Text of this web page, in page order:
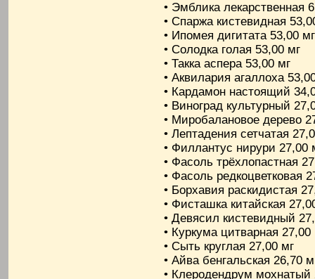
• Эмблика лекарственная
• Спаржа кистевидная
• Ипомея дигитата 53,00 мг
• Солодка голая 53,00 мг
• Такка аспера 53,00 мг
• Аквилария агаллоха
• Кардамон настоящий
• Виноград культурный
• Миробалановое дерево
• Лептадения сетчатая
• Филлантус нирури 27,00
• Фасоль трёхлопастная
• Фасоль редкоцветковая
• Борхавия раскидистая
• Фисташка китайская
• Девясил кистевидный
• Куркума цитварная 27,00
• Сыть круглая 27,00 мг
• Айва бенгальская 26,70
• Клеродендрум мохнатый